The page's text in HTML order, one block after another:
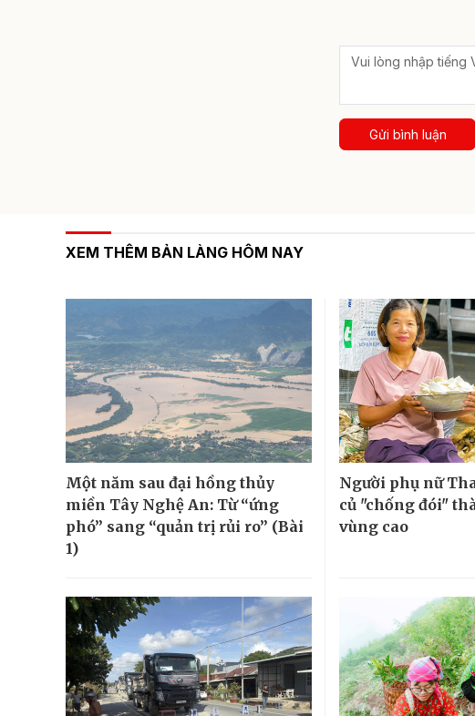
Gửi bình luận
XEM THÊM BẢN LÀNG HÔM NAY
Một năm sau đại hồng thủy
miền Tây Nghệ An: Từ “ứng
phó” sang “quản trị rủi ro” (Bài
1)
Người phụ nữ
củ "chống đói"
vùng cao